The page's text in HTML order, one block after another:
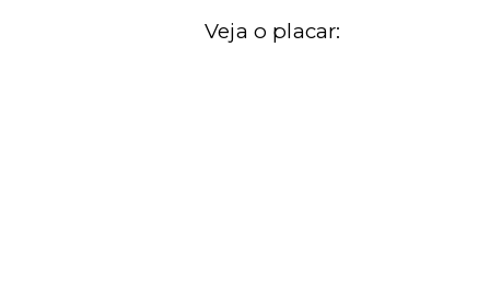
Veja o placar: